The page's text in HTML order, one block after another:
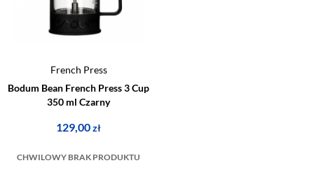
French Press
Bodum Bean French Press 3 Cup
350 ml Czarny
129,00zł
CHWILOWY BRAK PRODUKTU